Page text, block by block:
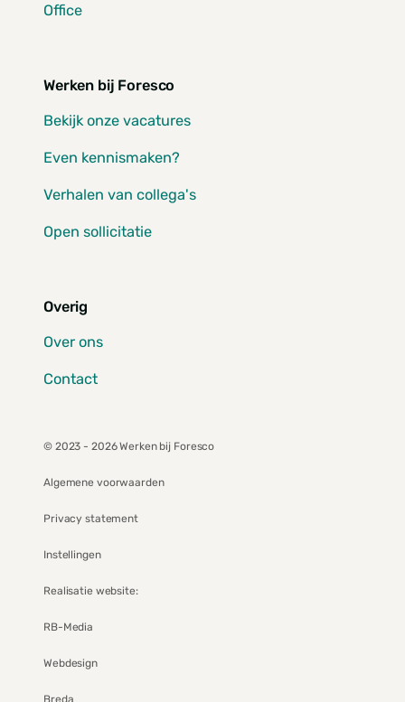
Office
Werken bij Foresco
Bekijk onze vacatures
Even kennismaken?
Verhalen van collega's
Open sollicitatie
Overig
Over ons
Contact
© 2023 - 2026 Werken bij Foresco
Algemene voorwaarden
Privacy statement
Instellingen
Realisatie website:
RB-Media
Webdesign
Breda